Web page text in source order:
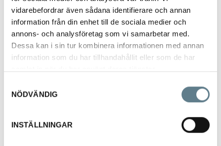
vidarebefordrar även sådana identifierare och annan
information från din enhet till de sociala medier och
annons- och analysföretag som vi samarbetar med.
Dessa kan i sin tur kombinera informationen med annan
information som du har tillhandahållit eller som de har
NÖDVÄNDIG
INSTÄLLNINGAR
ISO 9001 & ISO 14001
AEOS & AEOC
SMETA